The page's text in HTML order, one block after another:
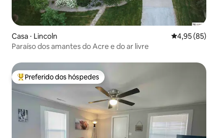
Casa ⋅ Lincoln 4,95 de uma
4,95 (85)
Paraíso dos amantes do Acre e do ar livre
Entre os melhores preferidos dos hóspedes
Preferido dos hóspedes